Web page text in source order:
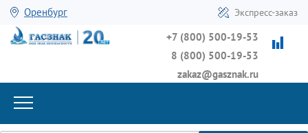
Оренбург Экспресс-заказ
+7 (800) 500-19-53
8 (800) 500-19-53
zakaz@gasznak.ru